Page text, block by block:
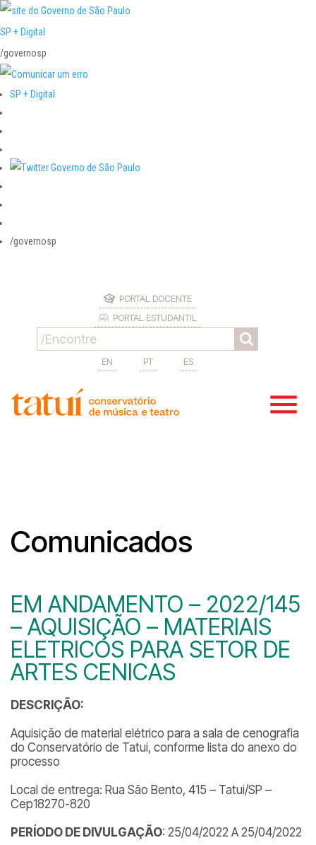
SP + Digital
/governosp
SP + Digital
/governosp
PORTAL DOCENTE
PORTAL ESTUDANTIL
EN PT ES
Comunicados
EM ANDAMENTO – 2022/145
– AQUISIÇÃO – MATERIAIS
ELETRICOS PARA SETOR DE
ARTES CENICAS
DESCRIÇÃO:
Aquisição de material elétrico para a sala de cenografia
do Conservatório de Tatui, conforme lista do anexo do
processo
Local de entrega: Rua São Bento, 415 – Tatui/SP –
Cep18270-820
PERÍODO DE DIVULGAÇÃO: 25/04/2022 A 25/04/2022